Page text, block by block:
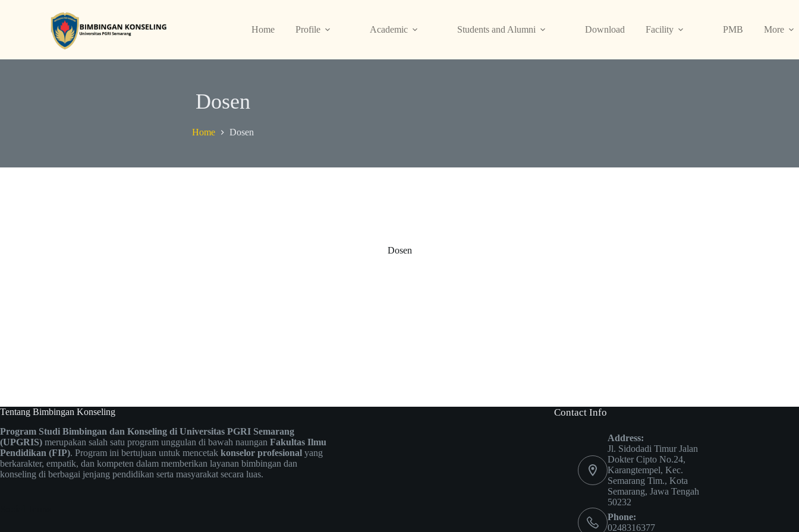
Home Profile Academic Students and Alumni Download Facility PMB More
Dosen
Home Dosen
Dosen
Tentang Bimbingan Konseling
Program Studi Bimbingan dan Konseling di Universitas PGRI Semarang
(UPGRIS) merupakan salah satu program unggulan di bawah naungan Fakultas Ilmu
Pendidikan (FIP). Program ini bertujuan untuk mencetak konselor profesional yang
berkarakter, empatik, dan kompeten dalam memberikan layanan bimbingan dan
konseling di berbagai jenjang pendidikan serta masyarakat secara luas.
Contact Info
Address:
Jl. Sidodadi Timur Jalan
Dokter Cipto No.24,
Karangtempel, Kec.
Semarang Tim., Kota
Semarang, Jawa Tengah
50232
Phone:
0248316377